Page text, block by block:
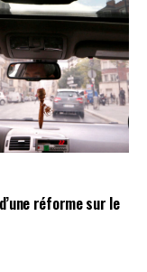
réforme sur le